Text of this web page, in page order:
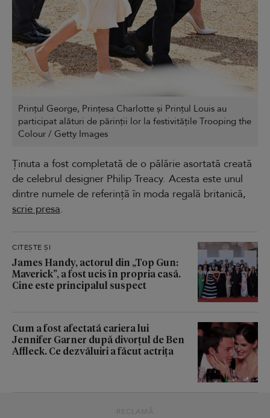
Prințul George, Prințesa Charlotte și Prințul Louis au
participat alături de părinții lor la festivitățile Trooping the
Colour / Getty Images
Ținuta a fost completată de o pălărie asortată creată
de celebrul designer Philip Treacy. Acesta este unul
dintre numele de referință în moda regală britanică,
scrie presa.
CITEȘTE ȘI
James Handy, actorul din „Top Gun:
Maverick”, a fost ucis în propria casă.
Cine este principalul suspect
Cum a fost afectată cariera lui
Jennifer Garner după divorțul de Ben
Affleck. Ce dezvăluiri a făcut actrița
RECLAMĂ